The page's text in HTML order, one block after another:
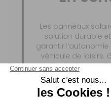
Les panneaux
solution durable
garantir
véhicule de loisirs.
technologiques
monocristallins,
possible de
l’énergie